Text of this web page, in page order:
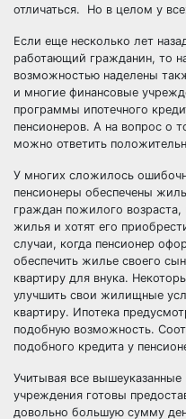
отличаться. Но в целом у
Если еще несколько лет
работающий гражданин, то
возможностью наделены
и многие финансовые
программы ипотечного
пенсионеров. А на вопрос о
можно ответить
У многих сложилось
пенсионеры обеспечены
граждан пожилого
жилья и хотят его
случаи, когда пенсионер
обеспечить жилье своего
квартиру для внука.
улучшить свои жилищные
квартиру. Ипотека
подобную возможность.
подобного кредита у
Учитывая все
учреждения готовы
довольно большую сумму